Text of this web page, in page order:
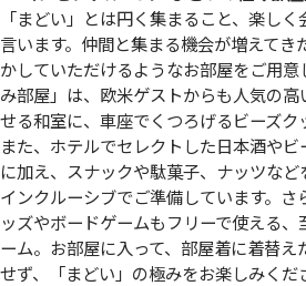
「まどい」とは円く集まること、楽し
言います。仲間と集まる機会が増えてき
かしていただけるようなお部屋をご用
み部屋」は、欧米ゲストからも人気の
せる和室に、車座でくつろげるビーズク
また、ホテルでセレクトした日本酒や
に加え、スナックや駄菓子、ナッツな
インクルーシブでご準備しています。
ッズやボードゲームもフリーで使える
ーム。お部屋に入って、部屋着に着替
せず、「まどい」の極みをお楽しみくだ